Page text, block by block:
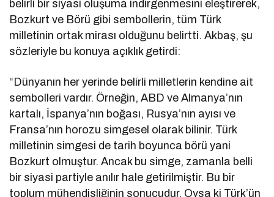
belirli bir siyasi oluşuma indirgenmesini eleştirerek,
Bozkurt ve Börü gibi sembollerin, tüm Türk
milletinin ortak mirası olduğunu belirtti. Akbaş, şu
sözleriyle bu konuya açıklık getirdi:
“Dünyanın her yerinde belirli milletlerin kendine ait
sembolleri vardır. Örneğin, ABD ve Almanya’nın
kartalı, İspanya’nın boğası, Rusya’nın ayısı ve
Fransa’nın horozu simgesel olarak bilinir. Türk
milletinin simgesi de tarih boyunca börü yani
Bozkurt olmuştur. Ancak bu simge, zamanla belli
bir siyasi partiyle anılır hale getirilmiştir. Bu bir
toplum mühendisliğinin sonucudur. Oysa ki Türk’ün